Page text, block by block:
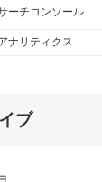
ーチコンソール
ナリティクス
ブ